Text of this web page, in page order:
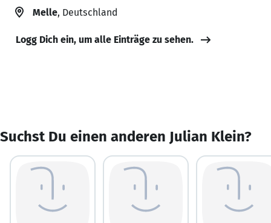
Melle, Deutschland
Logg Dich ein, um alle Einträge zu sehen.
Suchst Du einen anderen Julian Klein?